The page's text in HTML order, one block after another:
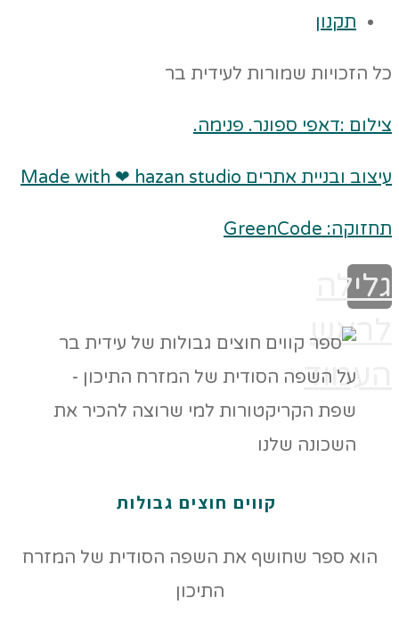
תקנון
כל הזכויות שמורות לעידית בר
צילום :דאפי ספונר. פנימה.
עיצוב ובניית אתרים Made with ❤ hazan studio
תחזוקה: GreenCode
גלילה
לראש
העמוד
קווים חוצים גבולות
הוא ספר שחושף את השפה הסודית של המזרח
התיכון